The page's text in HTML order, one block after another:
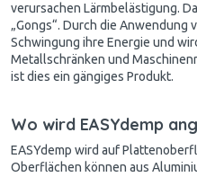
verursachen Lärmbelästigung.
„Gongs“. Durch die Anwendung
Schwingung ihre Energie und
Metallschränken und
ist dies ein gängiges Produkt.
Wo wird EASYdemp
EASYdemp wird auf
Oberflächen können aus